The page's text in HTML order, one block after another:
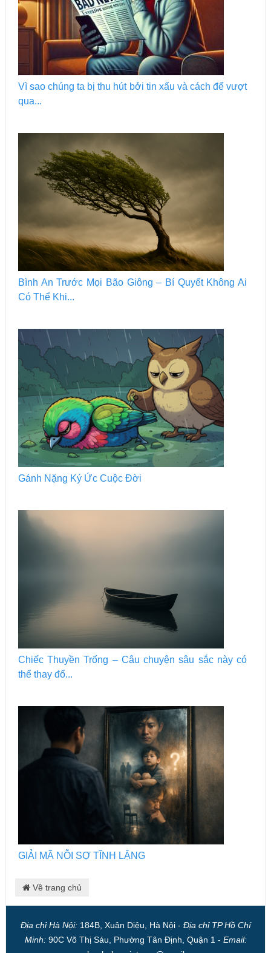
Vì sao chúng ta bị thu hút bởi tin xấu và cách để vượt
qua...
Bình An Trước Mọi Bão Giông – Bí Quyết Không Ai
Có Thể Khi...
Gánh Nặng Ký Ức Cuộc Đời
Chiếc Thuyền Trống – Câu chuyện sâu sắc này có
thể thay đổ...
GIẢI MÃ NỖI SỢ TĨNH LẶNG
Về trang chủ
Địa chỉ Hà Nội:184B, Xuân Diệu, Hà Nội - Địa chỉ TP Hồ Chí
Minh:90C Võ Thị Sáu, Phường Tân Định, Quận 1 - Email: